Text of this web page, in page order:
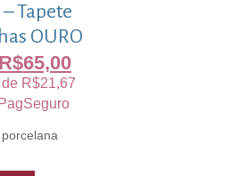
Tapete
OURO
R$65,00
R$21,67